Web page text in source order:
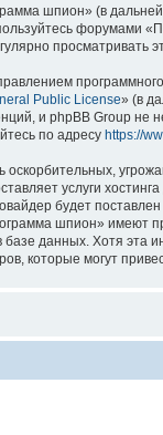
шпион» (в
форумами
просматривать
Public License» (в
и phpBB Group не
по адресу https://
оскорбительных,
услуги
будет
шпион» имеют
базе данных. Хотя
которые могут